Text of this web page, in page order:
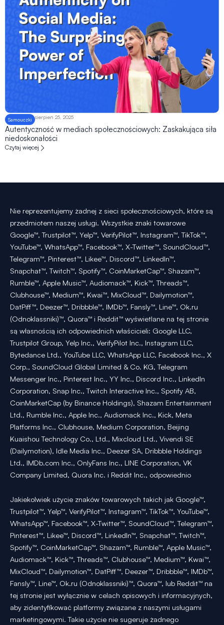
Samouczki sierpień 25, 2025
Autentyczność w mediach społecznościowych: Zaskakująca siła
niedoskonałości
Czytaj więcej
Nie reprezentujemy żadnej z sieci społecznościowych, które są
przedmiotem naszej usługi. Wszystkie znaki towarowe
Google™, Trustpilot™, Yelp™, VerifyPilot™, Instagram™, TikTok™,
YouTube™, WhatsApp™, Facebook™, X-Twitter™, SoundCloud™,
Telegram™, Pinterest™, Likee™, Discord™, LinkedIn™,
Snapchat™, Twitch™, Spotify™, CoinMarketCap™, Shazam™,
Rumble™, Apple Music™, Audiomack™, Kick™, Threads™,
Clubhouse™, Medium™, Kwai™, MixCloud™, Dailymotion™,
DatPiff™, Deezer™, Dribbble™, IMDb™, Fansly™, Line™, Ok.ru
(Odnoklassniki)™, Quora™ i Reddit™ wyświetlane na tej stronie
są własnością ich odpowiednich właścicieli: Google LLC,
Trustpilot Group, Yelp Inc., VerifyPilot Inc., Instagram LLC,
Bytedance Ltd., YouTube LLC, WhatsApp LLC, Facebook Inc., X
Corp., SoundCloud Global Limited & Co. KG, Telegram
Messenger Inc., Pinterest Inc., YY Inc., Discord Inc., LinkedIn
Corporation, Snap Inc., Twitch Interactive Inc., Spotify AB,
CoinMarketCap (by Binance Holdings), Shazam Entertainment
Ltd., Rumble Inc., Apple Inc., Audiomack Inc., Kick, Meta
Platforms Inc., Clubhouse, Medium Corporation, Beijing
Kuaishou Technology Co., Ltd., Mixcloud Ltd., Vivendi SE
(Dailymotion), Idle Media Inc., Deezer SA, Dribbble Holdings
Ltd., IMDb.com Inc., OnlyFans Inc., LINE Corporation, VK
Company Limited, Quora Inc. i Reddit Inc., odpowiednio
Jakiekolwiek użycie znaków towarowych takich jak Google™,
Trustpilot™, Yelp™, VerifyPilot™, Instagram™, TikTok™, YouTube™,
WhatsApp™, Facebook™, X-Twitter™, SoundCloud™, Telegram™,
Pinterest™, Likee™, Discord™, LinkedIn™, Snapchat™, Twitch™,
Spotify™, CoinMarketCap™, Shazam™, Rumble™, Apple Music™,
Audiomack™, Kick™, Threads™, Clubhouse™, Medium™, Kwai™,
MixCloud™, Dailymotion™, DatPiff™, Deezer™, Dribbble™, IMDb™,
Fansly™, Line™, Ok.ru (Odnoklassniki)™, Quora™, lub Reddit™ na
tej stronie jest wyłącznie w celach opisowych i informacyjnych,
aby zidentyfikować platformy związane z naszymi usługami
marketingowymi. Takie użycie nie sugeruje żadnego